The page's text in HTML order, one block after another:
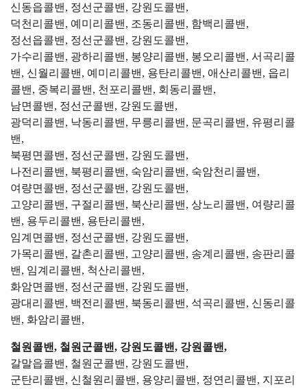
신동읍콜밴, 정선군콜밴, 강원도콜밴,
덕천리콜밴, 예미리콜밴, 조동리콜밴, 함백리콜밴,
정선읍콜밴, 정선군콜밴, 강원도콜밴,
가수리콜밴, 광하리콜밴, 봉양리콜밴, 봉오리콜밴, 서곡리콜
밴, 신월리콜밴, 예미리콜밴, 용탄리콜밴, 애산리콜밴, 읍리
콜밴, 중복리콜밴, 천포리콜밴, 회동리콜밴,
남면콜밴, 정선군콜밴, 강원도콜밴,
광덕리콜밴, 낙동리콜밴, 무릉리콜밴, 문곡리콜밴, 유평리콜
밴,
북평면콜밴, 정선군콜밴, 강원도콜밴,
나전리콜밴, 북평리콜밴, 숙암리콜밴, 숙암천리콜밴,
여량면콜밴, 정선군콜밴, 강원도콜밴,
고양리콜밴, 구절리콜밴, 북산리콜밴, 상노리콜밴, 여량리콜
밴, 용두리콜밴, 용탄리콜밴,
임계면콜밴, 정선군콜밴, 강원도콜밴,
가목리콜밴, 갈촌리콜밴, 고양리콜밴, 송계리콜밴, 송판리콜
밴, 임계리콜밴, 척산리콜밴,
화암면콜밴, 정선군콜밴, 강원도콜밴,
광대리콜밴, 백전리콜밴, 북동리콜밴, 석곡리콜밴, 신동리콜
밴, 화암리콜밴,
철원콜밴, 철원군콜밴, 강원도콜밴, 강원콜밴,
갈말읍콜밴, 철원군콜밴, 강원도콜밴,
군탄리콜밴, 신철원리콜밴, 용양리콜밴, 정연리콜밴, 지포리